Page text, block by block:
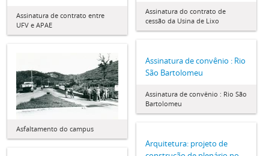
Assinatura do contrato de
cessão da Usina de Lixo
Assinatura de contrato entre
UFV e APAE
Assinatura de convênio : Rio
São Bartolomeu
Assinatura de convênio : Rio São
Bartolomeu
Asfaltamento do campus
Arquitetura: projeto de